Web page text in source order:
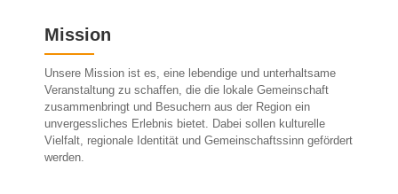
Mission
Unsere Mission ist es, eine lebendige und unterhaltsame
Veranstaltung zu schaffen, die die lokale Gemeinschaft
zusammenbringt und Besuchern aus der Region ein
unvergessliches Erlebnis bietet. Dabei sollen kulturelle
Vielfalt, regionale Identität und Gemeinschaftssinn gefördert
werden.